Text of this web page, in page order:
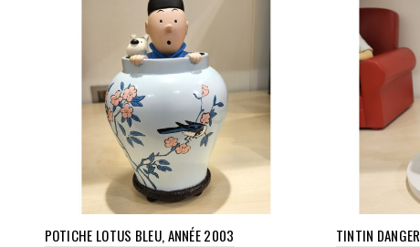
POTICHE LOTUS BLEU, ANNÉE 2003 TINTIN DANGER